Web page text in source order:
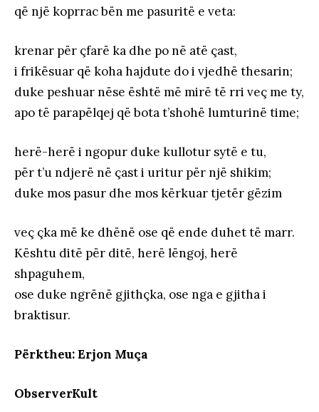
që një koprrac bën me pasuritë e veta:
krenar për çfarë ka dhe po në atë çast,
i frikësuar që koha hajdute do i vjedhë thesarin;
duke peshuar nëse është më mirë të rri veç me ty,
apo të parapëlqej që bota t’shohë lumturinë time;
herë-herë i ngopur duke kullotur sytë e tu,
për t’u ndjerë në çast i uritur për një shikim;
duke mos pasur dhe mos kërkuar tjetër gëzim
veç çka më ke dhënë ose që ende duhet të marr.
Kështu ditë për ditë, herë lëngoj, herë
shpaguhem,
ose duke ngrënë gjithçka, ose nga e gjitha i
braktisur.
Përktheu: Erjon Muça
ObserverKult